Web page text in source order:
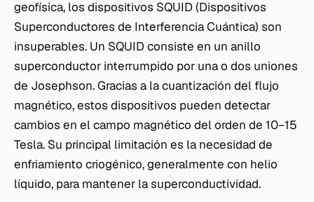
geofísica, los dispositivos SQUID (Dispositivos
Superconductores de Interferencia Cuántica) son
insuperables. Un SQUID consiste en un anillo
superconductor interrumpido por una o dos uniones
de Josephson. Gracias a la cuantización del flujo
magnético, estos dispositivos pueden detectar
cambios en el campo magnético del orden de 10−15
Tesla. Su principal limitación es la necesidad de
enfriamiento criogénico, generalmente con helio
líquido, para mantener la superconductividad.